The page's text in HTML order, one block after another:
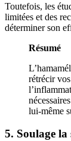
Toutefois, les
limitées et des
déterminer son
Résumé
rétrécir
lui-même
5. Soulage